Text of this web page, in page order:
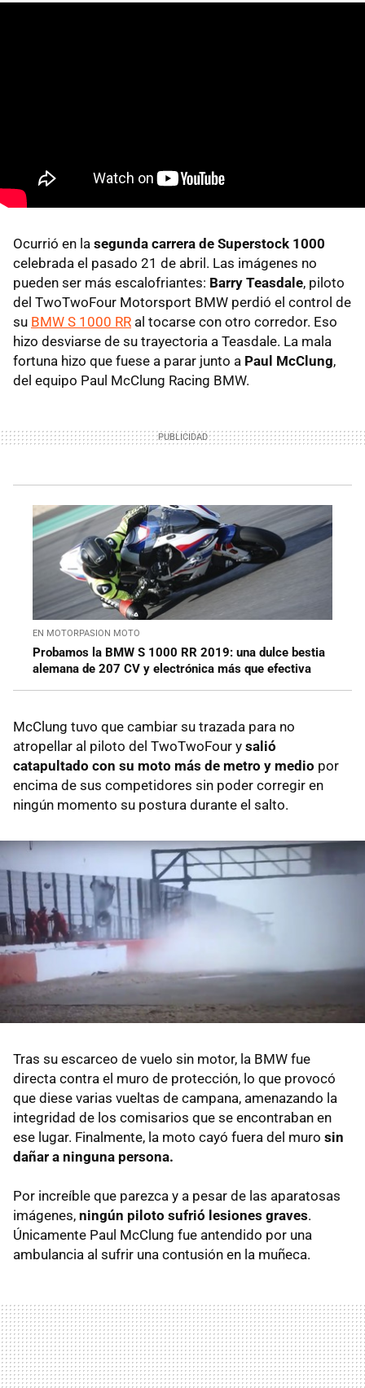
Ocurrió en la segunda carrera de Superstock 1000
celebrada el pasado 21 de abril. Las imágenes no
pueden ser más escalofriantes: Barry Teasdale, piloto
del TwoTwoFour Motorsport BMW perdió el control de
su BMW S 1000 RR al tocarse con otro corredor. Eso
hizo desviarse de su trayectoria a Teasdale. La mala
fortuna hizo que fuese a parar junto a Paul McClung,
del equipo Paul McClung Racing BMW.
EN MOTORPASION MOTO
Probamos la BMW S 1000 RR 2019: una dulce bestia
alemana de 207 CV y electrónica más que efectiva
McClung tuvo que cambiar su trazada para no
atropellar al piloto del TwoTwoFour y salió
catapultado con su moto más de metro y medio por
encima de sus competidores sin poder corregir en
ningún momento su postura durante el salto.
Tras su escarceo de vuelo sin motor, la BMW fue
directa contra el muro de protección, lo que provocó
que diese varias vueltas de campana, amenazando la
integridad de los comisarios que se encontraban en
ese lugar. Finalmente, la moto cayó fuera del muro sin
dañar a ninguna persona.
Por increíble que parezca y a pesar de las aparatosas
imágenes, ningún piloto sufrió lesiones graves.
Únicamente Paul McClung fue antendido por una
ambulancia al sufrir una contusión en la muñeca.